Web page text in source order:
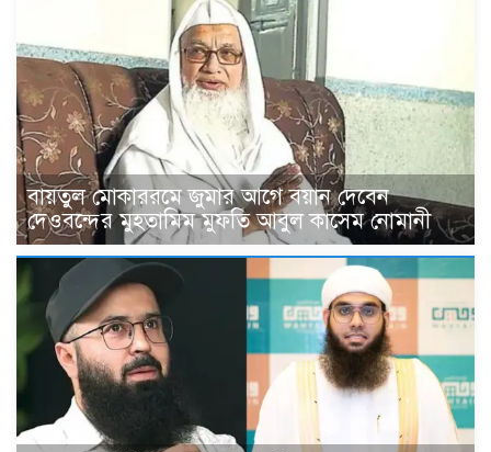
বায়তুল মোকাররমে জুমার আগে বয়ান দেবেন
দেওবন্দের মুহতামিম মুফতি আবুল কাসেম নোমানী